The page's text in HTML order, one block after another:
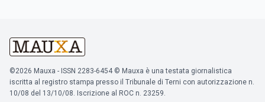
©2026 Mauxa - ISSN 2283-6454 © Mauxa è una testata giornalistica
iscritta al registro stampa presso il Tribunale di Terni con autorizzazione n.
10/08 del 13/10/08. Iscrizione al ROC n. 23259.